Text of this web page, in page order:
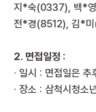
지*숙(0337), 백*
전*경(8512), 김*
2. 면접일정 :
∙ 일시 : 면접일은
∙ 장소 : 삼척시청소